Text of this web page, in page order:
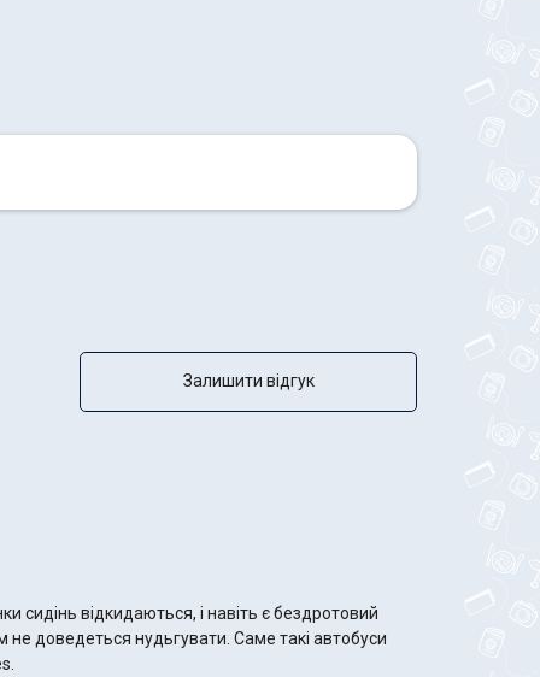
Залишити відгук
сидінь відкидаються, і навіть є бездротовий
не доведеться нудьгувати. Саме такі автобуси